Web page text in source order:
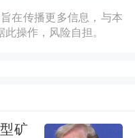
二季度云业务
美上涨18%。
跌逾2.7%，中概
在传播更多信息，与本
操作，风险自担。
矿